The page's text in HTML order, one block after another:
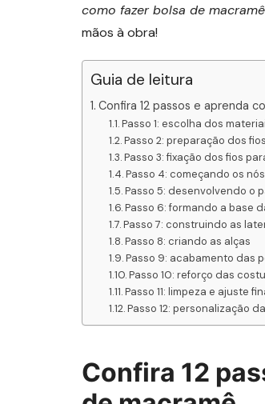
como fazer bolsa de macramê
mãos à obra!
Guia de leitura
Confira 12 passos e aprenda
Passo 1: escolha dos
Passo 2: preparação dos fios
Passo 3: fixação dos fios
Passo 4: começando os
Passo 5: desenvolvendo o
Passo 6: formando a base
Passo 7: construindo as
Passo 8: criando as alças
Passo 9: acabamento das
Passo 10: reforço das
Passo 11: limpeza e ajuste
Passo 12: personalização
Confira 12